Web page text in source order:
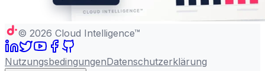
© 2026 Cloud Intelligence™
NutzungsbedingungenDatenschutzerklärung